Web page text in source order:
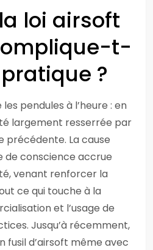
loi airsoft
t-
?
pendules à l’heure : en
largement resserrée par
précédente. La cause
de conscience accrue
venant renforcer la
ce qui touche à la
et l’usage de
Jusqu’à récemment,
fusil d’airsoft même avec